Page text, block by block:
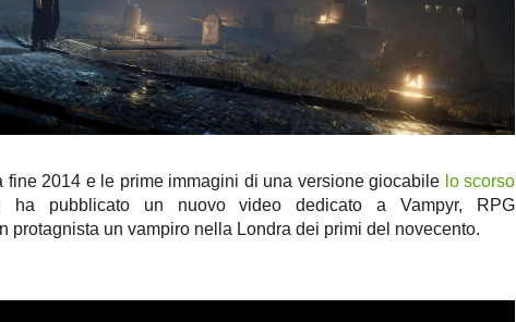
fine 2014 e le prime immagini di una versione giocabile lo scorso
ha pubblicato un nuovo video dedicato a Vampyr, RPG
protagnista un vampiro nella Londra dei primi del novecento.